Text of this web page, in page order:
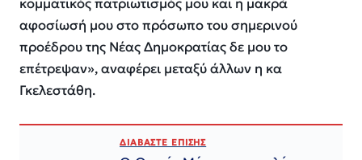
κομματικός πατριωτισμός μου και η μακρά
αφοσίωσή μου στο πρόσωπο του σημερινού
προέδρου της Νέας Δημοκρατίας δε μου το
επέτρεψαν», αναφέρει μεταξύ άλλων η κα
Γκελεστάθη.
ΔΙΑΒΑΣΤΕ ΕΠΙΣΗΣ